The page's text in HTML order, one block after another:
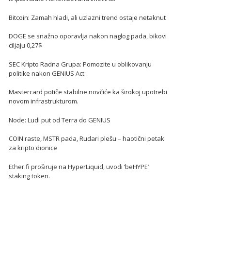
Bitcoin: Zamah hladi, ali uzlazni trend ostaje netaknut
DOGE se snažno oporavlja nakon naglog pada, bikovi
ciljaju 0,27$
SEC Kripto Radna Grupa: Pomozite u oblikovanju
politike nakon GENIUS Act
Mastercard potiče stabilne novčiće ka širokoj upotrebi
novom infrastrukturom.
Node: Ludi put od Terra do GENIUS
COIN raste, MSTR pada, Rudari plešu – haotični petak
za kripto dionice
Ether.fi proširuje na HyperLiquid, uvodi ‘beHYPE’
staking token.